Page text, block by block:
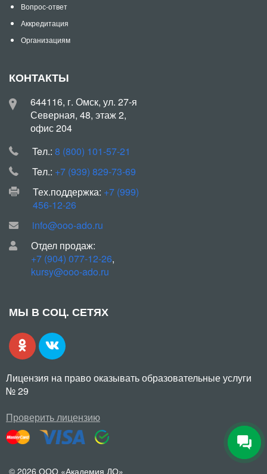
Вопрос-ответ
Аккредитация
Организациям
КОНТАКТЫ
644116, г. Омск, ул. 27-я
Северная, 48, этаж 2,
офис 204
Teл.: 8 (800) 101-57-21
Teл.: +7 (939) 829-73-69
Тех.поддержка: +7 (999)
456-12-26
info@ooo-ado.ru
Отдел продаж:
+7 (904) 077-12-26,
kursy@ooo-ado.ru
МЫ В СОЦ. СЕТЯХ
Лицензия на право оказывать образовательные услуги
№ 29
Проверить лицензию
© 2026 ООО «Академия ДО»